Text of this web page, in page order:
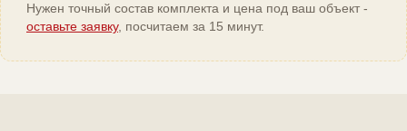
Нужен точный состав комплекта и цена под ваш объект -
оставьте заявку, посчитаем за 15 минут.